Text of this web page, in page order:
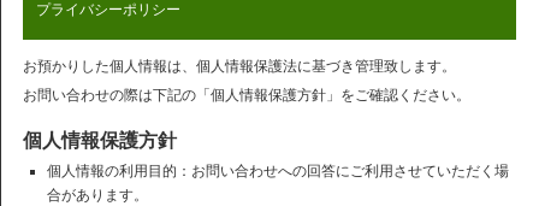
プライバシーポリシー
お預かりした個人情報は、個人情報保護法に基づき管理致します。
お問い合わせの際は下記の「個人情報保護方針」をご確認ください。
個人情報保護方針
個人情報の利用目的：お問い合わせへの回答にご利用させていただく場
合があります。